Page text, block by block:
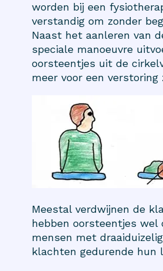
worden bij een
verstandig om zonder
Naast het aanleren van
speciale manoeuvre
oorsteentjes uit de
meer voor een verstoring
Meestal verdwijnen de
hebben oorsteentjes wel
mensen met
klachten gedurende hun